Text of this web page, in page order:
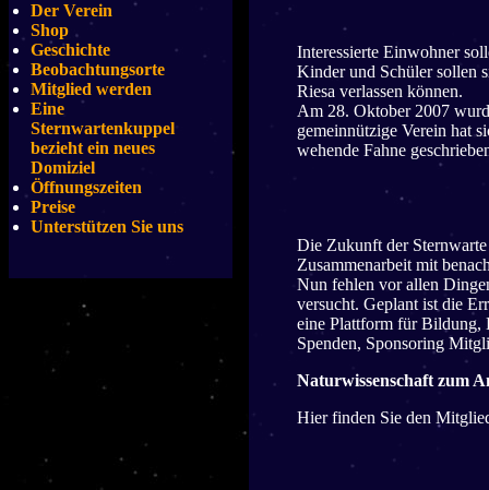
Der Verein
Shop
Geschichte
Beobachtungsorte
Mitglied werden
Eine
Sternwartenkuppel
bezieht ein neues
Domiziel
Öffnungszeiten
Preise
Unterstützen Sie uns
Interessierte Einwohner
Kinder und Schüler sollen
Riesa verlassen können.
Am 28. Oktober 2007
gemeinnützige Verein hat
wehende Fahne
Die Zukunft der
Zusammenarbeit mit
Nun fehlen vor allen
versucht. Geplant ist die
eine Plattform für Bildung,
Spenden, Sponsoring
Naturwissenschaft zum
Hier finden Sie den